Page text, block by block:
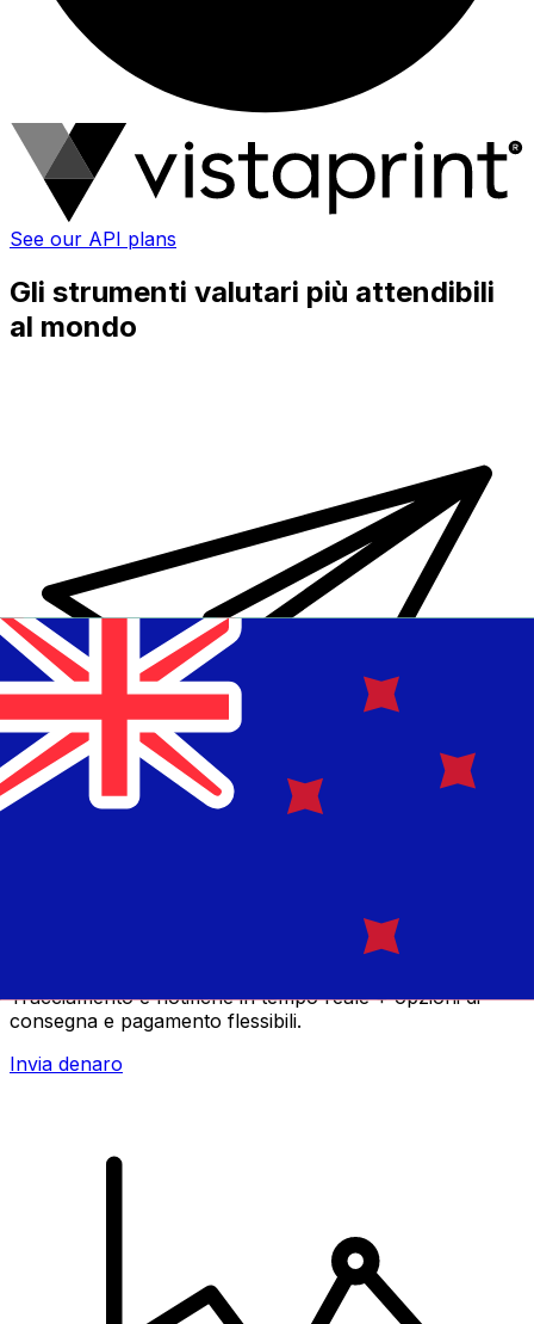
See our API plans
Gli strumenti valutari più attendibili
al mondo
Trasferimenti di denaro internazionali Xe
Tracciamento e notifiche in tempo reale + opzioni di
consegna e pagamento flessibili.
Invia denaro